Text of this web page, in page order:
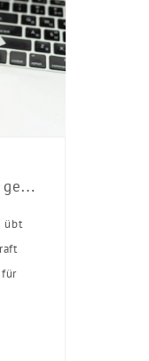
BEG-Reform 2026: Scharfe Kritik an gekürzten Sanierungsförderungen
übt
für